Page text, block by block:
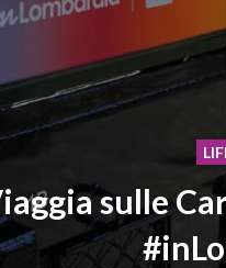
sulle